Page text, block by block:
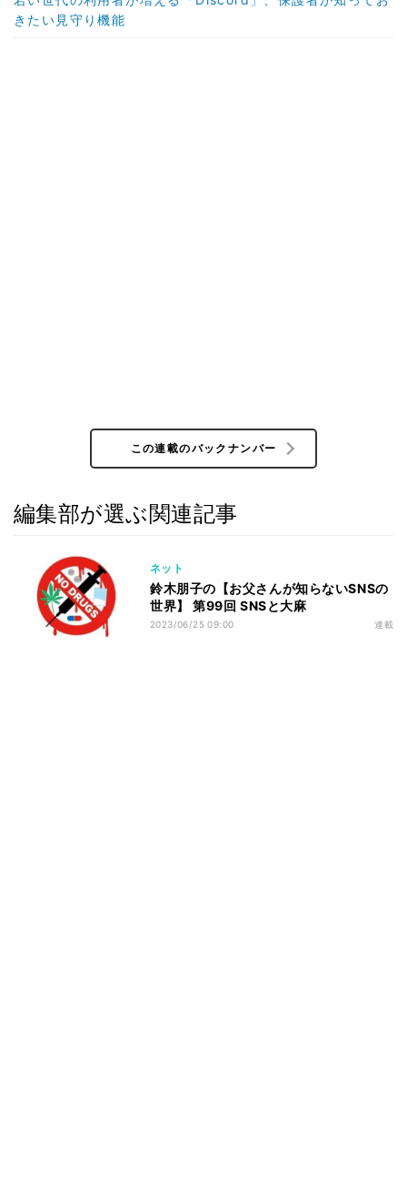
きたい見守り機能
この連載のバックナンバー
編集部が選ぶ関連記事
ネット
鈴木朋子の【お父さんが知らないSNSの
世界】 第99回 SNSと大麻
2023/06/25 09:00 連載